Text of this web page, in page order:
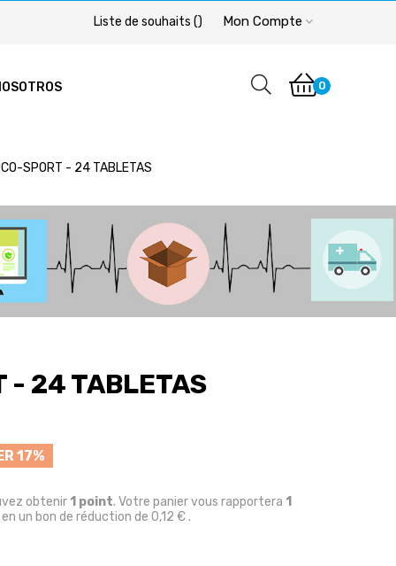
Mon Compte
Liste de souhaits ()
0
SPORT - 24 TABLETAS
- 24 TABLETAS
17%
obtenir 1 point. Votre panier vous rapportera 1
un bon de réduction de 0,12 €.